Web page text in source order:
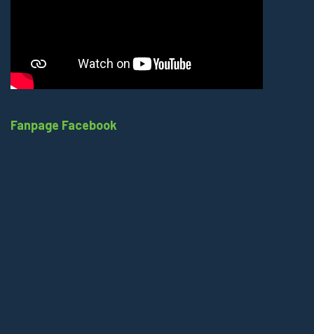
Fanpage Facebook